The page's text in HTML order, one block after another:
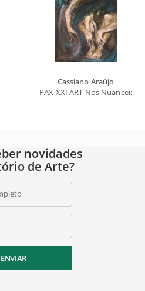
Cassiano Araújo
PAX XXI ART Nos Nuanceis
novidades
de Arte?
ENVIAR